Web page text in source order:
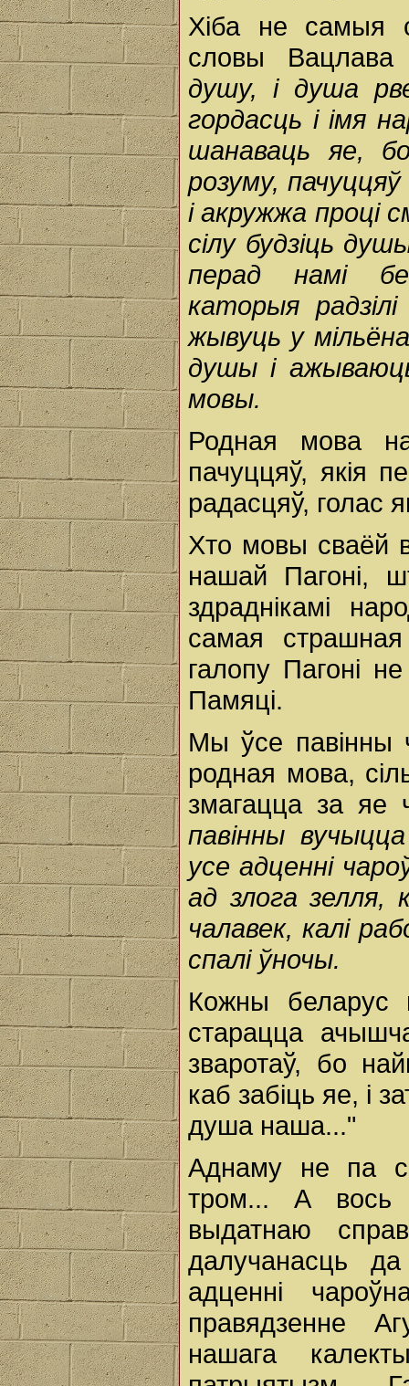
Хіба не самыя
словы Вацлава
душу, і душа
гордасць і імя
шанаваць яе,
розуму,
і акружжа проці
сілу будзіць
перад намі
каторыя
жывуць у
душы і
мовы.
Родная мова
пачуццяў, якія
радасцяў, голас
Хто мовы сваёй
нашай Пагоні,
здраднікамі
самая
галопу Пагоні
Памяці.
Мы ўсе павінны
родная мова,
змагацца за яе
павінны
усе адценні
ад злога зелля,
чалавек, калі
спалі ўночы.
Кожны беларус
старацца
зваротаў, бо
каб забіць яе, і
душа наша..."
Аднаму не па
тром... А вось
выдатнаю
далучанасць
адценні
правядзенне
нашага